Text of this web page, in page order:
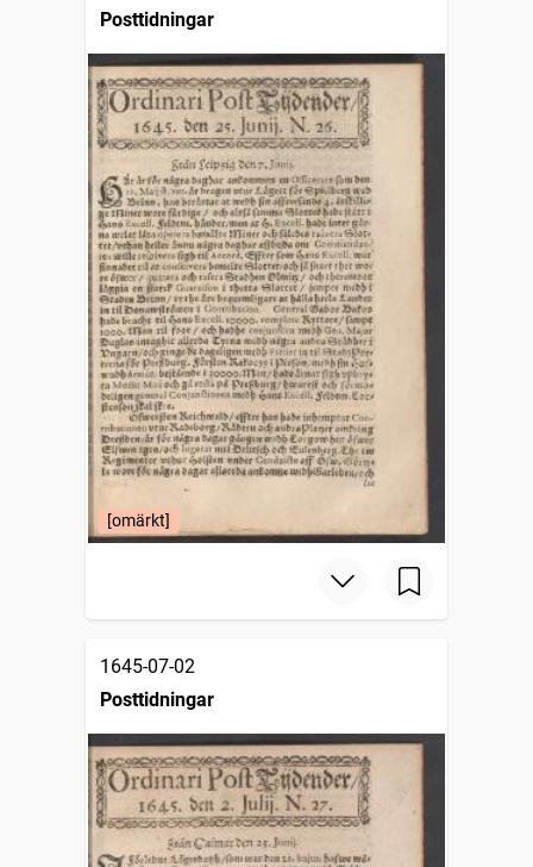
Posttidningar
[omärkt]
1645-07-02
Posttidningar